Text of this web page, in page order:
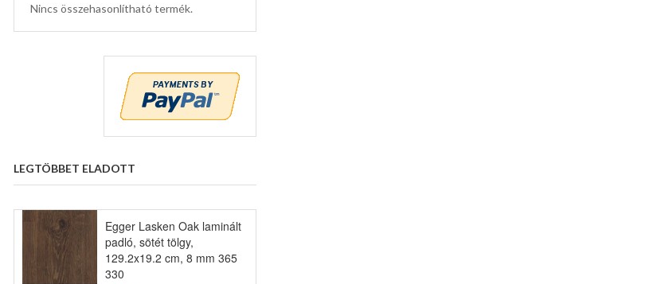
Nincs összehasonlítható termék.
LEGTÖBBET ELADOTT
Egger Lasken Oak laminált
padló, sötét tölgy,
129.2x19.2 cm, 8 mm 365
330